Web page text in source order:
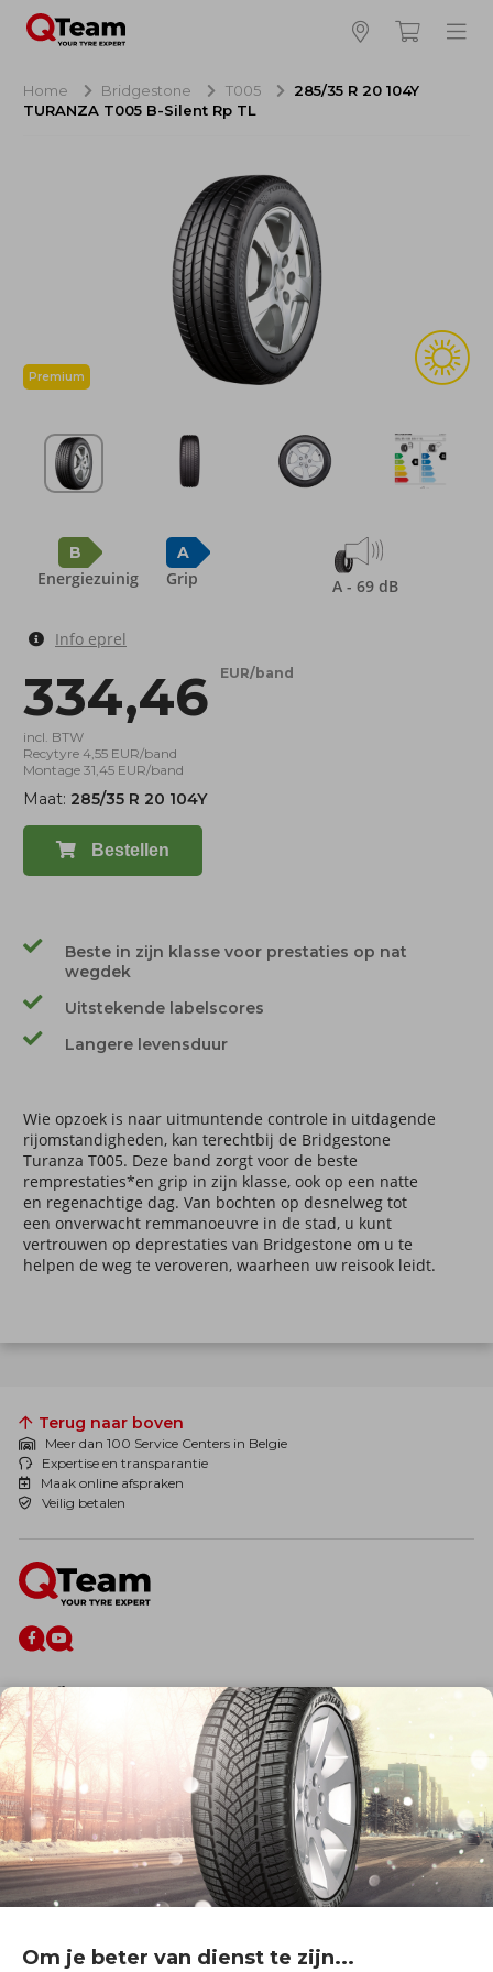
Om je beter van dienst te zijn...
Hoeveel banden wilt u bestellen?
Totaal inclusief BTW:
Bestellen
Annuleren
Home Bridgestone T005
285/35 R 20 104Y
TURANZA T005 B-Silent Rp TL
Premium
B
Energiezuinig
A
Grip A - 69 dB
Info eprel
334,46 EUR/band
incl. BTW
Recytyre 4,55 EUR/band
Montage 31,45 EUR/band
Maat: 285/35 R 20 104Y
Bestellen
Beste in zijn klasse voor prestaties op nat
wegdek
Uitstekende labelscores
Langere levensduur
Wie opzoek is naar uitmuntende controle in uitdagende
rijomstandigheden, kan terechtbij de Bridgestone
Turanza T005. Deze band zorgt voor de beste
remprestaties*en grip in zijn klasse, ook op een natte
en regenachtige dag. Van bochten op desnelweg tot
een onverwacht remmanoeuvre in de stad, u kunt
vertrouwen op deprestaties van Bridgestone om u te
helpen de weg te veroveren, waarheen uw reisook leidt.
Terug naar boven
Meer dan 100 Service Centers in Belgie
Expertise en transparantie
Maak online afspraken
Veilig betalen
De firma
Wie zijn wij?
Blog
Onze dienstverlening
Banden
Velgen
Diensten
Afspraak Maken
Informatie over
Professionele voertuigen
B2Bassistance